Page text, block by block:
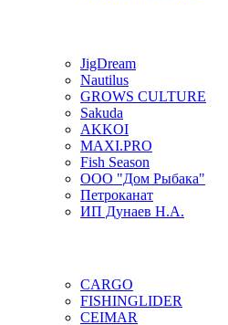
JigDream
Nautilus
GROWS CULTURE
Sakuda
AKKOI
MAXI.PRO
Fish Season
ООО "Дом Рыбака"
Петроканат
ИП Дунаев Н.А.
CARGO
FISHINGLIDER
CEIMAR